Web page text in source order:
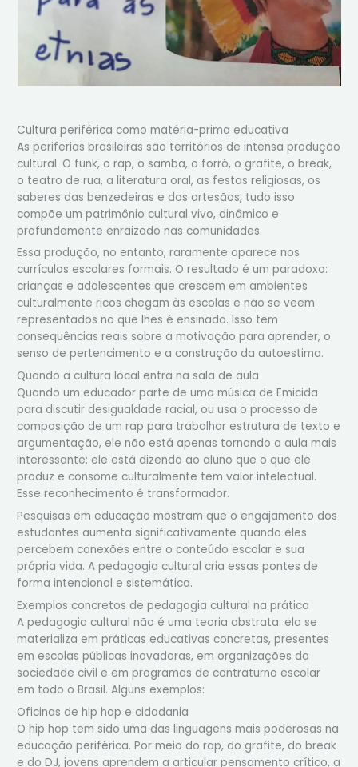
Cultura periférica como matéria-prima educativa
As periferias brasileiras são territórios de intensa produção
cultural. O funk, o rap, o samba, o forró, o grafite, o break,
o teatro de rua, a literatura oral, as festas religiosas, os
saberes das benzedeiras e dos artesãos, tudo isso
compõe um patrimônio cultural vivo, dinâmico e
profundamente enraizado nas comunidades.
Essa produção, no entanto, raramente aparece nos
currículos escolares formais. O resultado é um paradoxo:
crianças e adolescentes que crescem em ambientes
culturalmente ricos chegam às escolas e não se veem
representados no que lhes é ensinado. Isso tem
consequências reais sobre a motivação para aprender, o
senso de pertencimento e a construção da autoestima.
Quando a cultura local entra na sala de aula
Quando um educador parte de uma música de Emicida
para discutir desigualdade racial, ou usa o processo de
composição de um rap para trabalhar estrutura de texto e
argumentação, ele não está apenas tornando a aula mais
interessante: ele está dizendo ao aluno que o que ele
produz e consome culturalmente tem valor intelectual.
Esse reconhecimento é transformador.
Pesquisas em educação mostram que o engajamento dos
estudantes aumenta significativamente quando eles
percebem conexões entre o conteúdo escolar e sua
própria vida. A pedagogia cultural cria essas pontes de
forma intencional e sistemática.
Exemplos concretos de pedagogia cultural na prática
A pedagogia cultural não é uma teoria abstrata: ela se
materializa em práticas educativas concretas, presentes
em escolas públicas inovadoras, em organizações da
sociedade civil e em programas de contraturno escolar
em todo o Brasil. Alguns exemplos:
Oficinas de hip hop e cidadania
O hip hop tem sido uma das linguagens mais poderosas na
educação periférica. Por meio do rap, do grafite, do break
e do DJ, jovens aprendem a articular pensamento crítico, a